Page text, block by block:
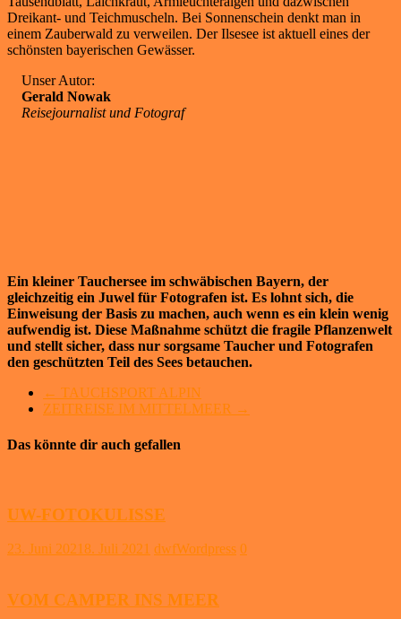
Dreikant- und Teichmuscheln. Bei Sonnenschein denkt man in
einem Zauberwald zu verweilen. Der Ilsesee ist aktuell eines der
schönsten bayerischen Gewässer.
Unser Autor:
Gerald Nowak
Reisejournalist und Fotograf
Ein kleiner Tauchersee im schwäbischen Bayern, der
gleichzeitig ein Juwel für Fotografen ist. Es lohnt sich, die
Einweisung der Basis zu machen, auch wenn es ein klein wenig
aufwendig ist. Diese Maßnahme schützt die fragile Pflanzenwelt
und stellt sicher, dass nur sorgsame Taucher und Fotografen
den geschützten Teil des Sees betauchen.
← TAUCHSPORT ALPIN
ZEITREISE IM MITTELMEER →
Das könnte dir auch gefallen
UW-FOTOKULISSE
23. Juni 2021 8. Juli 2021 dwfWordpress 0
VOM CAMPER INS MEER